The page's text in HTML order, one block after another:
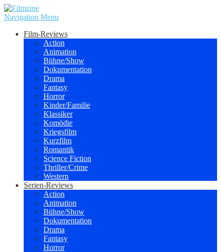
Navigation Menu
Film-Reviews
Action
Animation
Bühne/Show
Dokumentation
Drama
Fantasy
Horror
Kinder/Familie
Klassiker
Komödie
Kriegsfilm
Kurzfilm
Romantik
Science Fiction
Thriller/Crime
Western
Serien-Reviews
Action
Animation
Bühne/Show
Dokumentation
Drama
Fantasy
Horror